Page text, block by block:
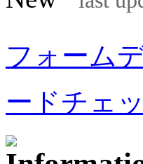
フォーム
ードチェ